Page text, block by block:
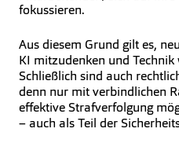
fokussieren.
Aus diesem Grund gilt es,
KI mitzudenken und
Schließlich sind auch
denn nur mit verbindlichen
effektive Strafverfolgung
– auch als Teil der